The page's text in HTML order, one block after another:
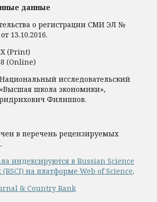
данные
о регистрации СМИ ЭЛ №
13.10.2016.
(Print)
(Online)
исследовательский
школа экономики»,
Филиппов.
в перечень рецензируемых
индексируются в Russian Science
на платформе Web of Science.